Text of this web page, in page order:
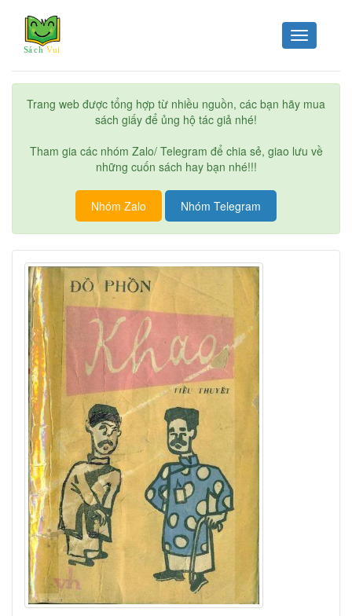
Toggle
navigation
Trang web được tổng hợp từ nhiều nguồn, các bạn hãy mua
sách giấy để ủng hộ tác giả nhé!
Tham gia các nhóm Zalo/ Telegram để chia sẻ, giao lưu về
những cuốn sách hay bạn nhé!!!
Nhóm Zalo Nhóm Telegram